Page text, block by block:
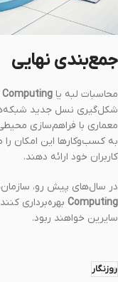
جمع‌بندی نهایی
محاسبات لبه یا Computing
شکل‌گیری نسل جدید
معماری با فراهم‌سازی
به کسب‌وکارها این امکان
کاربران خود ارائه دهند.
در سال‌های پیش رو،
Computing بهره‌برداری
سایرین خواهند ربود.
روزنگار